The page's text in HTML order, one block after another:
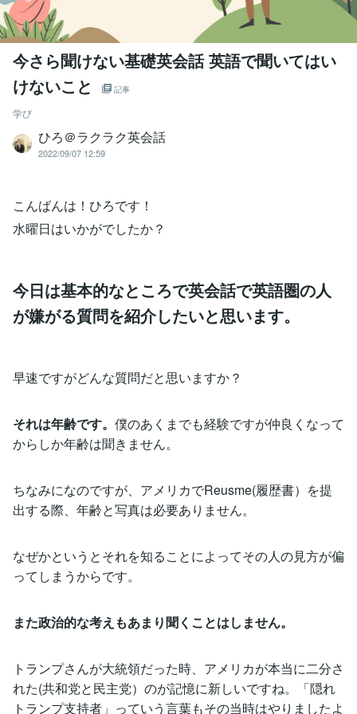
今さら聞けない基礎英会話 英語で聞いてはい
けないこと
記事
学び
ひろ＠ラクラク英会話
2022/09/07 12:59
こんばんは！ひろです！
水曜日はいかがでしたか？
今日は基本的なところで英会話で英語圏の人
が嫌がる質問を紹介したいと思います。
早速ですがどんな質問だと思いますか？
それは年齢です。 僕のあくまでも経験ですが仲良くなって
からしか年齢は聞きません。
ちなみになのですが、アメリカでReusme(履歴書）を提
出する際、年齢と写真は必要ありません。
なぜかというとそれを知ることによってその人の見方が偏
ってしまうからです。
また政治的な考えもあまり聞くことはしません。
トランプさんが大統領だった時、アメリカが本当に二分さ
れた(共和党と民主党）のが記憶に新しいですね。「隠れ
トランプ支持者」っていう言葉もその当時はやりましたよ